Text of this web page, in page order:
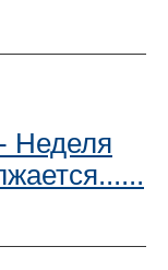
Неделя